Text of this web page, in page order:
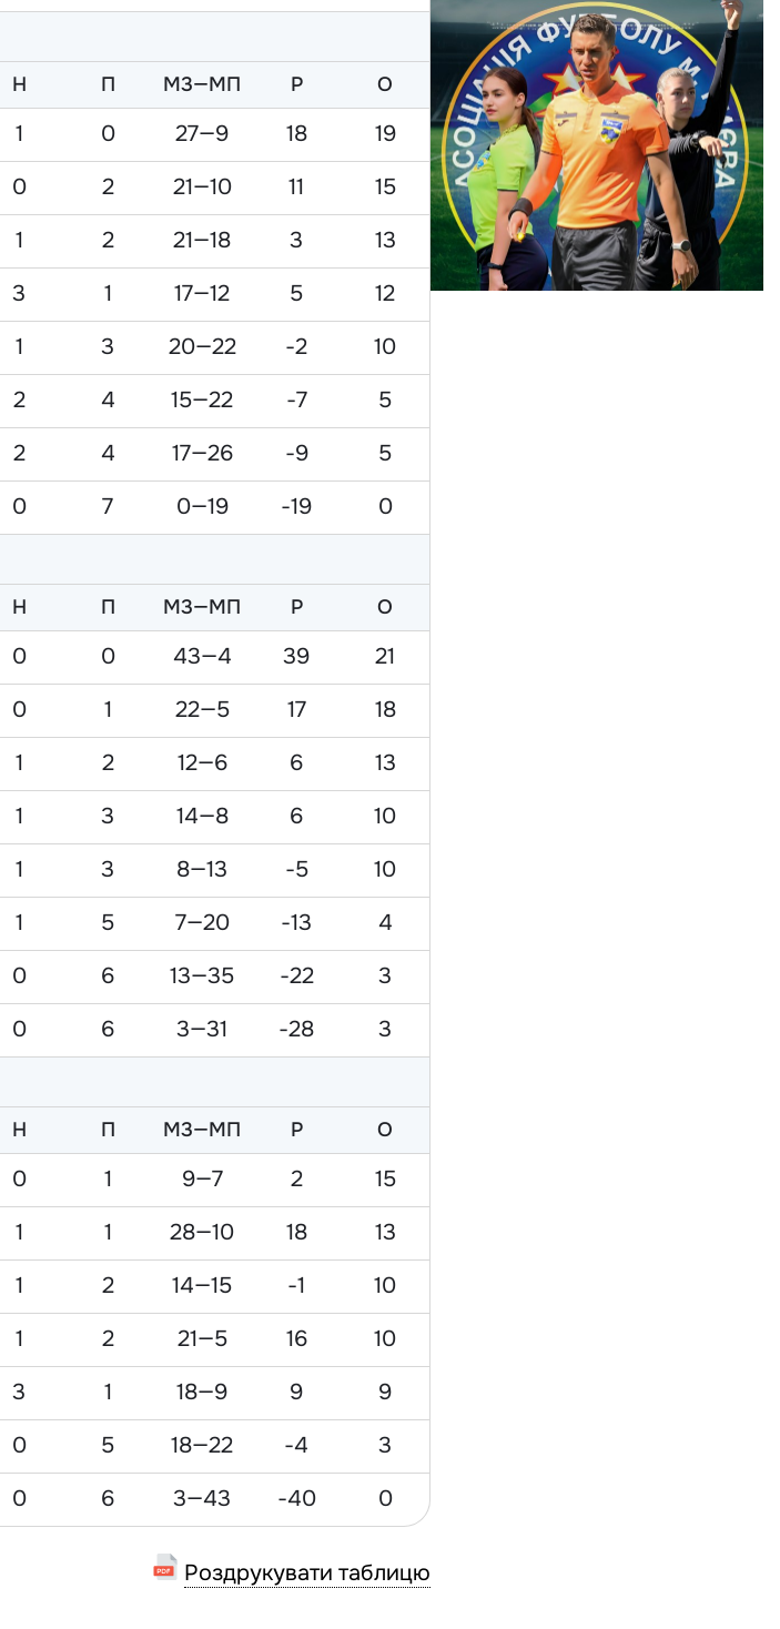
Н П М3—МП Р O
1 0 27—9 18
19
0 2 21—10 11
15
1 2 21—18 3
13
3 1 17—12 5
12
1 3 20—22 -2
10
2 4 15—22 -7
5
2 4 17—26 -9
5
0 7 0—19 -19
0
Н П М3—МП Р O
0 0 43—4 39
21
0 1 22—5 17
18
1 2 12—6 6
13
1 3 14—8 6
10
1 3 8—13 -5
10
1 5 7—20 -13
4
0 6 13—35 -22
3
0 6 3—31 -28
3
Н П М3—МП Р O
0 1 9—7 2
15
1 1 28—10 18
13
1 2 14—15 -1
10
1 2 21—5 16
10
3 1 18—9 9
9
0 5 18—22 -4
3
0 6 3—43 -40 0
Роздрукувати таблицю